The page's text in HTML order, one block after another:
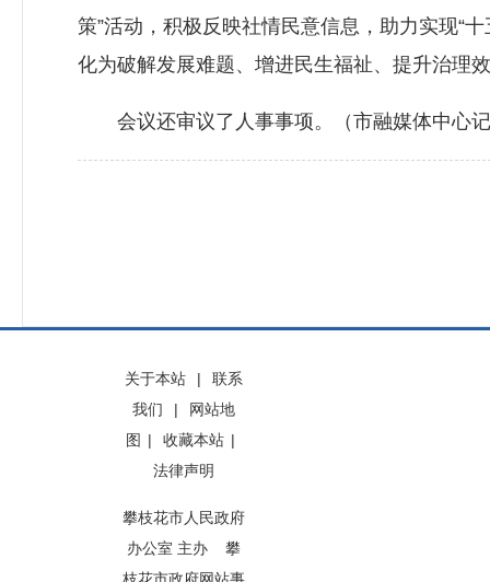
策”活动，积极反映社情民意信息，助力实现“
化为破解发展难题、增进民生福祉、提升治理
会议还审议了人事事项。（市融媒体中心
关于本站 |
联系
我们
|
网站地
图 | 收藏本站 |
法律声明
攀枝花市人民政府
办公室 主办 攀